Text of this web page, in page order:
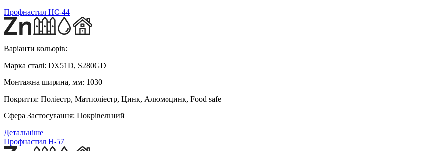
Профнастил HС-44
Варіанти кольорів:
Марка сталі: DX51D, S280GD
Монтажна ширина, мм: 1030
Покриття: Поліестр, Матполіестр, Цинк, Алюмоцинк, Food safe
Сфера Застосування: Покрівельний
Детальніше
Профнастил H-57